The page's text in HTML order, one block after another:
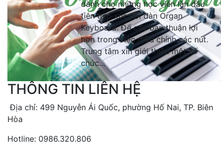
dành cho những học viên lần đầu
tiên tiếp xúc với đàn Organ
Keyboard. Để các bạn thuận lợi
hơn trong việc điều chỉnh các nút.
Trung tâm xin giới thiệu một số
chức...
THÔNG TIN LIÊN HỆ
Địa chỉ: 499 Nguyễn Ái Quốc, phường Hố Nai, TP. Biên
Hòa
Hotline: 0986.320.806